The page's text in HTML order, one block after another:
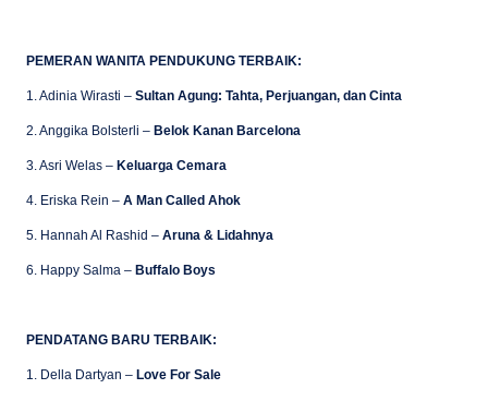
PEMERAN WANITA PENDUKUNG TERBAIK:
1. Adinia Wirasti – Sultan Agung: Tahta, Perjuangan, dan Cinta
2. Anggika Bolsterli – Belok Kanan Barcelona
3. Asri Welas – Keluarga Cemara
4. Eriska Rein – A Man Called Ahok
5. Hannah Al Rashid – Aruna & Lidahnya
6. Happy Salma – Buffalo Boys
PENDATANG BARU TERBAIK:
1. Della Dartyan – Love For Sale